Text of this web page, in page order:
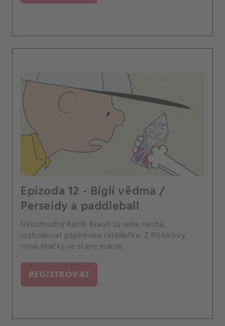
Epizoda 12 - Bíglí vědma /
Perseidy a paddleball
Nerozhodný Karlík Braun za sebe nechá
rozhodovat papírovou skládačku. Z Pískalovy
nové hračky se stane mánie.
REGISTROVAT